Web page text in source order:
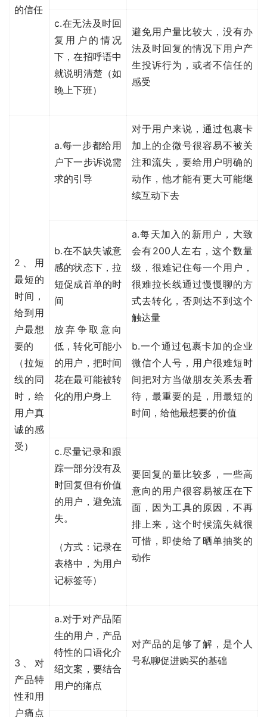
的信任
c.在无法及时回
复用户的情况
下，在招呼语中
就说明清楚（如
晚上下班）
避免用户量比较大，没有办
法及时回复的情况下用户产
生投诉行为，或者不信任的
感受
2、用
最短的
时间，
给到用
户最想
要的
（拉短
线的同
时，给
用户真
诚的感
受）
a.每一步都给用
户下一步诉说需
求的引导
对于用户来说，通过包裹卡
加上的企微号很容易不被关
注和流失，要给用户明确的
动作，他才能有更大可能继
续互动下去
b.在不缺失诚意
感的状态下，拉
短促成首单的时
间
放弃争取意向
低，转化可能小
的用户，把时间
花在最可能被转
化的用户身上
a.每天加入的新用户，大致
会有200人左右，这个数量
级，很难记住每一个用户，
很难拉长线通过慢慢聊的方
式去转化，否则达不到这个
触达量
b.一个通过包裹卡加的企业
微信个人号，用户很难短时
间把对方当做朋友关系去看
待，最重要的是，用最短的
时间，给他最想要的价值
c.尽量记录和跟
踪一部分没有及
时回复但有价值
的用户，避免流
失。
（方式：记录在
表格中，为用户
记标签等）
要回复的量比较多，一些高
意向的用户很容易被压在下
面，因为工具的原因，不再
排上来，这个时候流失就很
可惜，即使给了晒单抽奖的
动作
3、对
产品特
性和用
户痛点
a.对于对产品陌
生的用户，产品
特性的口语化介
绍文案，要结合
用户的痛点
对产品的足够了解，是个人
号私聊促进购买的基础